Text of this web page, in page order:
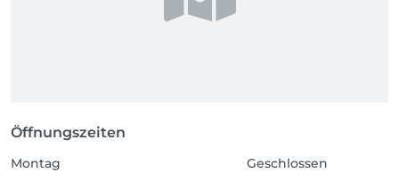
Öffnungszeiten
Montag
Geschlossen